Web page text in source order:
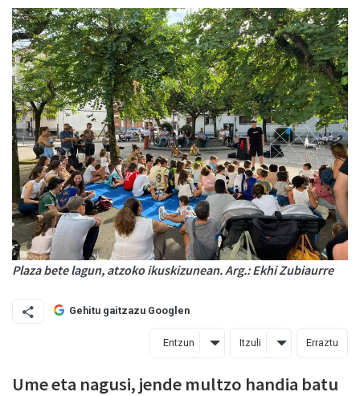
Plaza bete lagun, atzoko ikuskizunean. Arg.: Ekhi Zubiaurre
Gehitu gaitzazu Googlen
Entzun Itzuli Erraztu
Ume eta nagusi, jende multzo handia batu